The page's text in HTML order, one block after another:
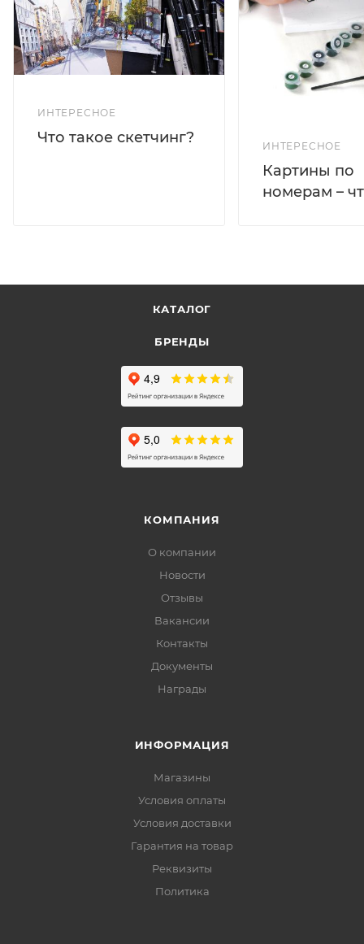
ИНТЕРЕСНОЕ
Что такое скетчинг?
ИНТЕРЕСНОЕ
Картины по
номерам –
КАТАЛОГ
БРЕНДЫ
КОМПАНИЯ
О компании
Новости
Отзывы
Вакансии
Контакты
Документы
Награды
ИНФОРМАЦИЯ
Магазины
Условия оплаты
Условия доставки
Гарантия на товар
Реквизиты
Политика